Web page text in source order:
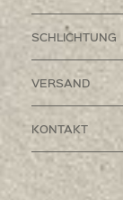
SCHLICHTUNG
VERSAND
KONTAKT